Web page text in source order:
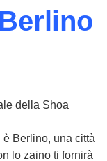
Berlino, una città
lo zaino ti fornirà